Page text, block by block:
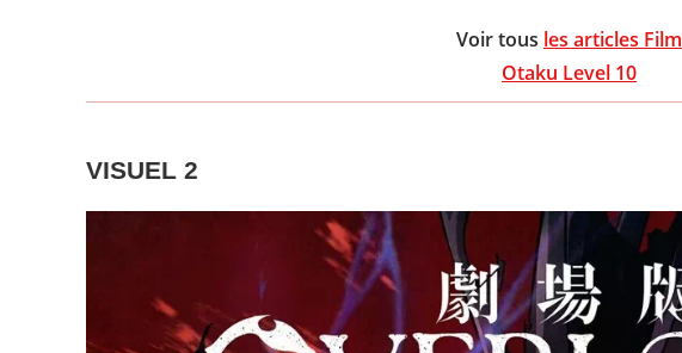
Voir tous les articles Film
Otaku Level 10
VISUEL 2